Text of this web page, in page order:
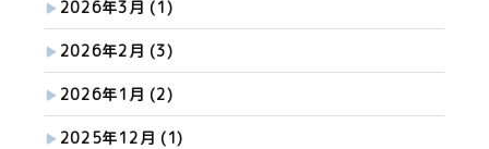
2026年3月(1)
2026年2月(3)
2026年1月(2)
2025年12月 (1)